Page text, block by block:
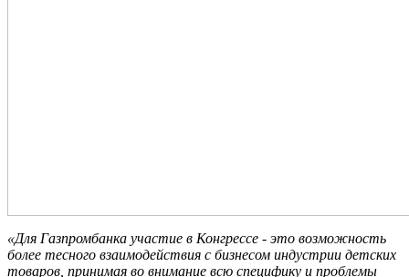
«Для Газпромбанка участие в Конгрессе - это возможность
более тесного взаимодействия с бизнесом индустрии детских
товаров, принимая во внимание всю специфику и проблемы